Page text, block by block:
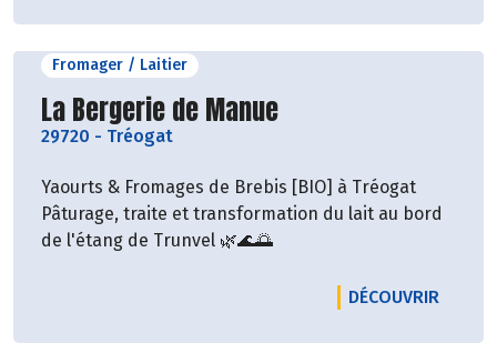
Fromager / Laitier
Découvrir le producteur
La Bergerie de Manue
29720 - Tréogat
Yaourts & Fromages de Brebis [BIO] à Tréogat
Pâturage, traite et transformation du lait au bord
de l'étang de Trunvel 🌿🌊🌅
DÉCOUVRIR